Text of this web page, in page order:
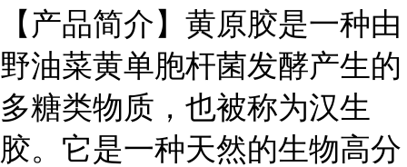
【产品简介】黄原胶是一种由
野油菜黄单胞杆菌发酵产生的
多糖类物质，也被称为汉生
胶。它是一种天然的生物高分